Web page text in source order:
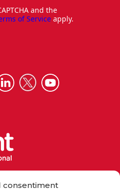
consentiment
and the
of Service apply.